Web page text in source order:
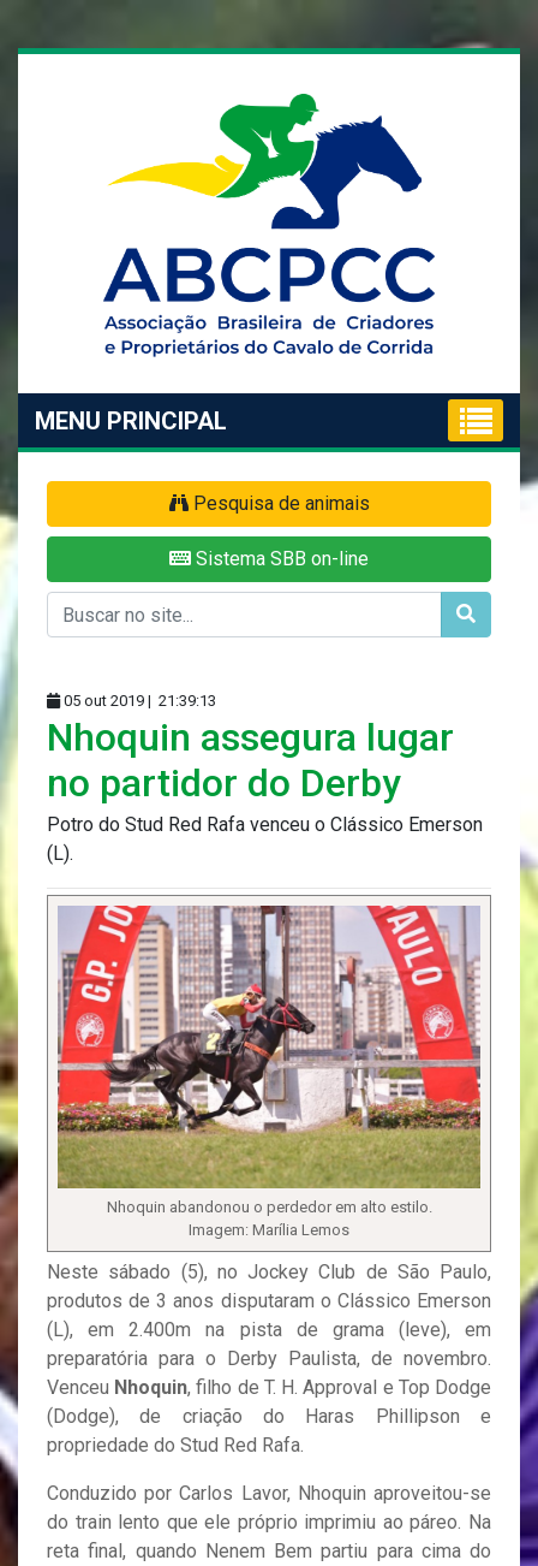
MENU PRINCIPAL
Pesquisa de animais
Sistema SBB on-line
05 out 2019 | 21:39:13
Nhoquin assegura lugar
no partidor do Derby
Potro do Stud Red Rafa venceu o Clássico Emerson
(L).
Nhoquin abandonou o perdedor em alto estilo.
Imagem: Marília Lemos
Neste sábado (5), no Jockey Club de São Paulo,
produtos de 3 anos disputaram o Clássico Emerson
(L), em 2.400m na pista de grama (leve), em
preparatória para o Derby Paulista, de novembro.
Venceu Nhoquin, filho de T. H. Approval e Top Dodge
(Dodge), de criação do Haras Phillipson e
propriedade do Stud Red Rafa.
Conduzido por Carlos Lavor, Nhoquin aproveitou-se
do train lento que ele próprio imprimiu ao páreo. Na
reta final, quando Nenem Bem partiu para cima do